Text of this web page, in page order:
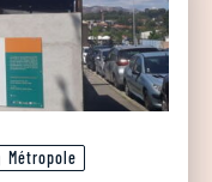
Métropole